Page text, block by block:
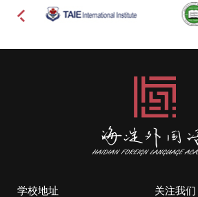
学校地址 关注我们